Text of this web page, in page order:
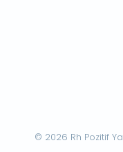
© 2026 Rh Pozitif